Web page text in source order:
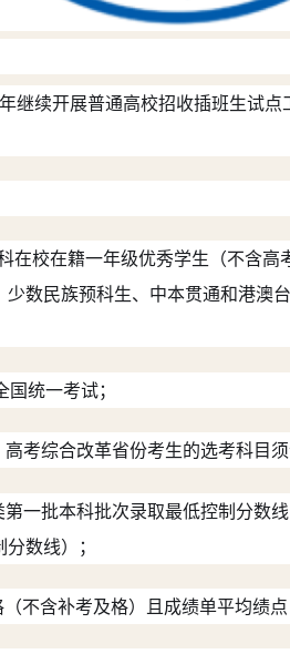
继续开展普通高校招收插班生试
校在籍一年级优秀学生（不含高
数民族预科生、中本贯通和港澳
统一考试；
考综合改革省份考生的选考科目须
一批本科批次录取最低控制分数
数线）；
不含补考及格）且成绩单平均绩